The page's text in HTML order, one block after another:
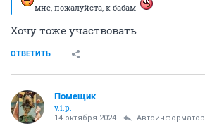
мне, пожалуйста, к бабам
Хочу тоже участвовать
ОТВЕТИТЬ
Помещик
v.i.p.
14 октября 2024 Автоинформатор